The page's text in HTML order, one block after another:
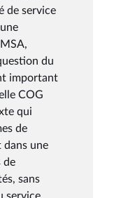
de service
du
important
COG
qui
de
dans une
de
sans
service